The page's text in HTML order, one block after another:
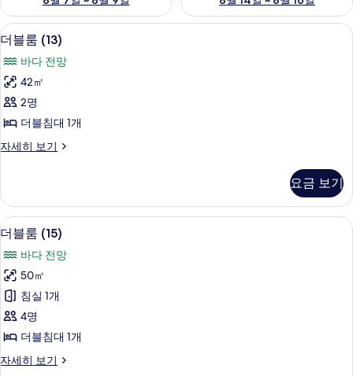
더
블
룸
(13)
사
진
모
보
기
더블룸 (13) | 고급 침구, 책상, 방음 설
8
더블룸 (13)
바다 전망
42㎡
2명
더블침대 1개
자세히 보기
더
자
세
히
보
기
요금 보기
더
블
룸
(15)
사
진
모
두
9
더블룸 (15)
바다 전망
50㎡
침실 1개
4명
더블침대 1개
자세히 보기
더